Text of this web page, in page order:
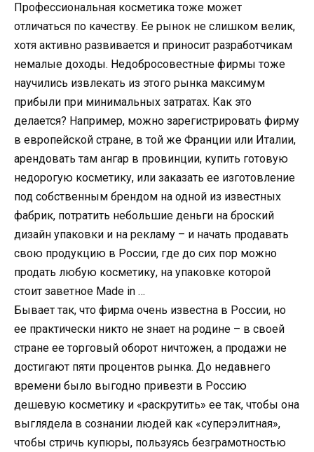
Профессиональная косметика тоже может
отличаться по качеству. Ее рынок не слишком велик,
хотя активно развивается и приносит разработчикам
немалые доходы. Недобросовестные фирмы тоже
научились извлекать из этого рынка максимум
прибыли при минимальных затратах. Как это
делается? Например, можно зарегистрировать фирму
в европейской стране, в той же Франции или Италии,
арендовать там ангар в провинции, купить готовую
недорогую косметику, или заказать ее изготовление
под собственным брендом на одной из известных
фабрик, потратить небольшие деньги на броский
дизайн упаковки и на рекламу – и начать продавать
свою продукцию в России, где до сих пор можно
продать любую косметику, на упаковке которой
стоит заветное Made in …
Бывает так, что фирма очень известна в России, но
ее практически никто не знает на родине – в своей
стране ее торговый оборот ничтожен, а продажи не
достигают пяти процентов рынка. До недавнего
времени было выгодно привезти в Россию
дешевую косметику и «раскрутить» ее так, чтобы она
выглядела в сознании людей как «суперэлитная»,
чтобы стричь купюры, пользуясь безграмотностью